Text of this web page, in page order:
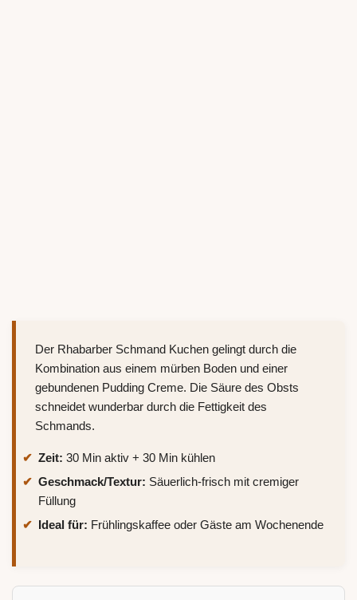
Der Rhabarber Schmand Kuchen gelingt durch die
Kombination aus einem mürben Boden und einer
gebundenen Pudding Creme. Die Säure des Obsts
schneidet wunderbar durch die Fettigkeit des
Schmands.
Zeit: 30 Min aktiv + 30 Min kühlen
Geschmack/Textur: Säuerlich-frisch mit cremiger
Füllung
Ideal für: Frühlingskaffee oder Gäste am Wochenende